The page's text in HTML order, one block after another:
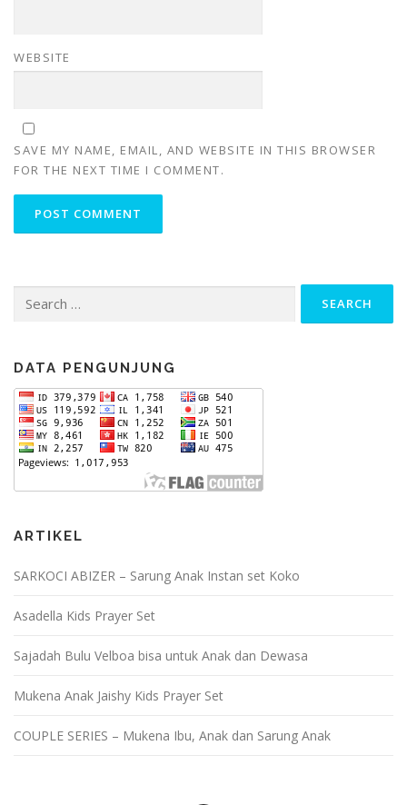
WEBSITE
SAVE MY NAME, EMAIL, AND WEBSITE IN THIS BROWSER
FOR THE NEXT TIME I COMMENT.
for:
DATA PENGUNJUNG
ARTIKEL
SARKOCI ABIZER – Sarung Anak Instan set Koko
Asadella Kids Prayer Set
Sajadah Bulu Velboa bisa untuk Anak dan Dewasa
Mukena Anak Jaishy Kids Prayer Set
COUPLE SERIES – Mukena Ibu, Anak dan Sarung Anak